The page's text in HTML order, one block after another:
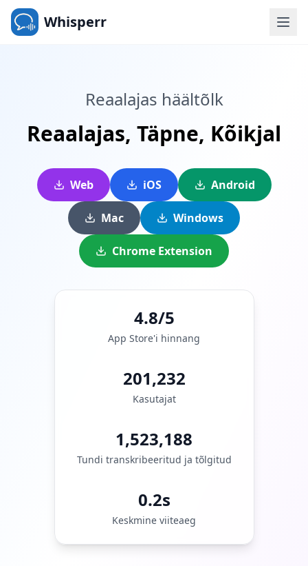
Whisperr
Reaalajas häältõlk
Reaalajas, Täpne, Kõikjal
Web iOS Android
Mac Windows
Chrome Extension
4.8/5
App Store'i hinnang
201,232
Kasutajat
1,523,188
Tundi transkribeeritud ja tõlgitud
0.2s
Keskmine viiteaeg